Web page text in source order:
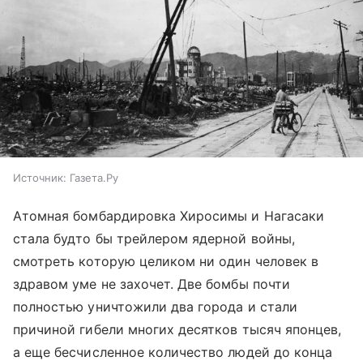
Источник: Газета.Ру
Атомная бомбардировка Хиросимы и Нагасаки
стала будто бы трейлером ядерной войны,
смотреть которую целиком ни один человек в
здравом уме не захочет. Две бомбы почти
полностью уничтожили два города и стали
причиной гибели многих десятков тысяч японцев,
а еще бесчисленное количество людей до конца